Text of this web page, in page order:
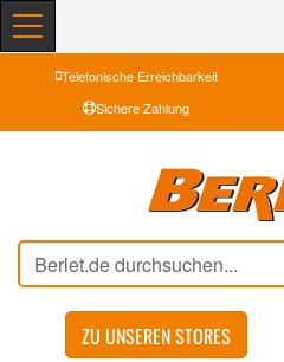
Telefonische Erreichbarkeit
Sichere Zahlung
ZU UNSEREN STORES